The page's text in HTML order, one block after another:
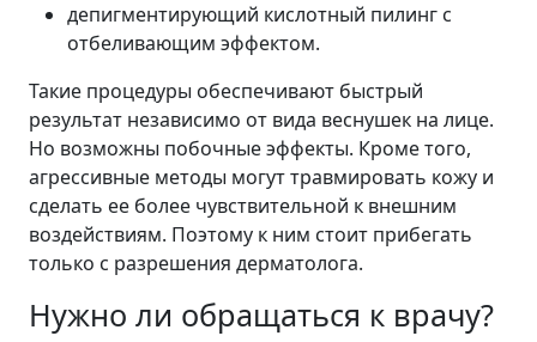
депигментирующий кислотный пилинг с
отбеливающим эффектом.
Такие процедуры обеспечивают быстрый
результат независимо от вида веснушек на лице.
Но возможны побочные эффекты. Кроме того,
агрессивные методы могут травмировать кожу и
сделать ее более чувствительной к внешним
воздействиям. Поэтому к ним стоит прибегать
только с разрешения дерматолога.
Нужно ли обращаться к врачу?